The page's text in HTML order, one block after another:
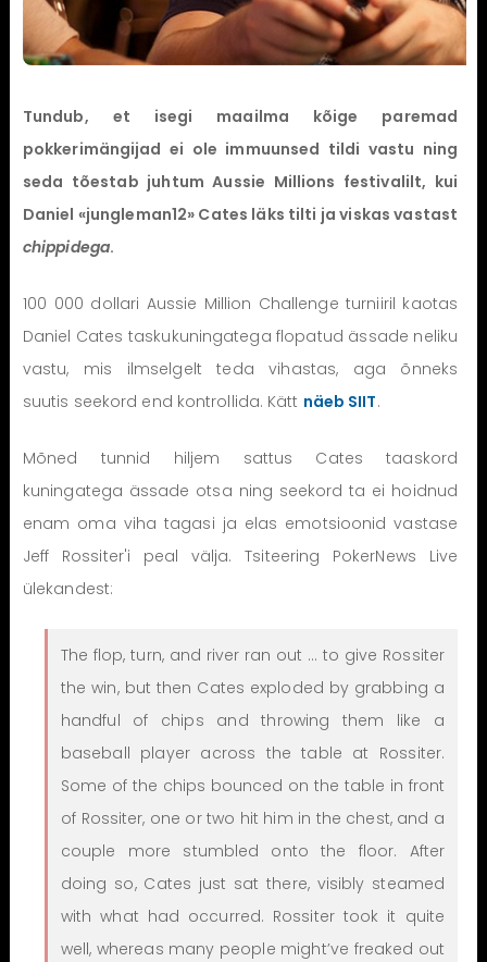
Tundub, et isegi maailma kõige paremad
pokkerimängijad ei ole immuunsed tildi vastu ning
seda tõestab juhtum Aussie Millions festivalilt, kui
Daniel «jungleman12» Cates läks tilti ja viskas vastast
chippidega.
100 000 dollari Aussie Million Challenge turniiril kaotas
Daniel Cates taskukuningatega flopatud ässade neliku
vastu, mis ilmselgelt teda vihastas, aga õnneks
suutis seekord end kontrollida. Kätt näeb SIIT.
Mõned tunnid hiljem sattus Cates taaskord
kuningatega ässade otsa ning seekord ta ei hoidnud
enam oma viha tagasi ja elas emotsioonid vastase
Jeff Rossiter'i peal välja. Tsiteering PokerNews Live
ülekandest:
The flop, turn, and river ran out … to give Rossiter
the win, but then Cates exploded by grabbing a
handful of chips and throwing them like a
baseball player across the table at Rossiter.
Some of the chips bounced on the table in front
of Rossiter, one or two hit him in the chest, and a
couple more stumbled onto the floor. After
doing so, Cates just sat there, visibly steamed
with what had occurred. Rossiter took it quite
well, whereas many people might’ve freaked out